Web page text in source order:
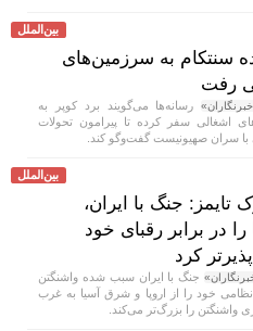
بین‌الملل
سنتکام به سرزمین‌های
رفت
رسانه‌ها می‌گویند برد کوپر به
اشغالی سفر کرده تا پیرامون تحولات
با سران صهیونیست گفت‌و‌گو کند.
بین‌الملل
تایمز: جنگ با ایران،
را در برابر رقبای خود
کرد
جنگ با ایران سبب شده واشنگتن
خود را از اروپا و شرق آسیا به غرب
واشنگتن را بزرگ‌تر می‌کند.